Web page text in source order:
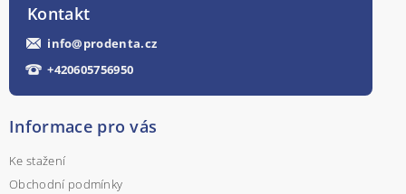
Kontakt
info@prodenta.cz
+420605756950
Informace pro vás
Ke stažení
Obchodní podmínky